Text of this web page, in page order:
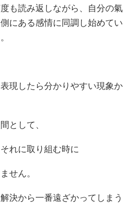
も読み返しながら、自分の氣
にある感情に同調し始めてい
現したら分かりやすい現象か
として、
れに取り組む時に
せん。
決から一番遠ざかってしまう